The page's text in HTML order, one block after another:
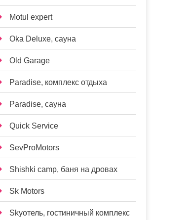
Motul expert
Oka Deluxe, сауна
Old Garage
Paradise, комплекс отдыха
Paradise, сауна
Quick Service
SevProMotors
Shishki camp, баня на дровах
Sk Motors
Skyотель, гостиничный комплекс